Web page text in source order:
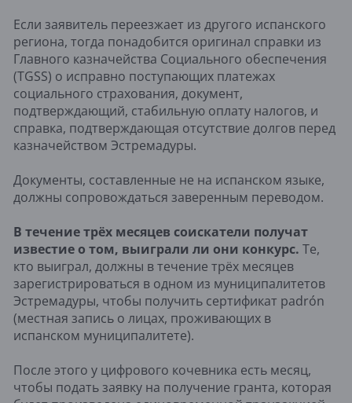
Если заявитель переезжает из другого испанского
региона, тогда понадобится оригинал справки из
Главного казначейства Социального обеспечения
(TGSS) о исправно поступающих платежах
социального страхования, документ,
подтверждающий, стабильную оплату налогов, и
справка, подтверждающая отсутствие долгов перед
казначейством Эстремадуры.
Документы, составленные не на испанском языке,
должны сопровождаться заверенным переводом.
В течение трёх месяцев соискатели получат
известие о том, выиграли ли они конкурс. Те,
кто выиграл, должны в течение трёх месяцев
зарегистрироваться в одном из муниципалитетов
Эстремадуры, чтобы получить сертификат padrón
(местная запись о лицах, проживающих в
испанском муниципалитете).
После этого у цифрового кочевника есть месяц,
чтобы подать заявку на получение гранта, которая